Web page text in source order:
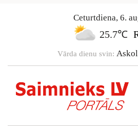
Ceturtdiena, 6.
25.7℃
Vārda dienu svin: